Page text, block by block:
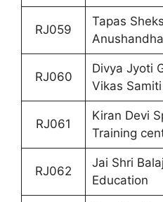
RJ059
Tapas
RJ060
Divya Jyoti
Vikas Samiti
RJ061
Kiran Devi
Training
RJ062
Jai Shri
Education